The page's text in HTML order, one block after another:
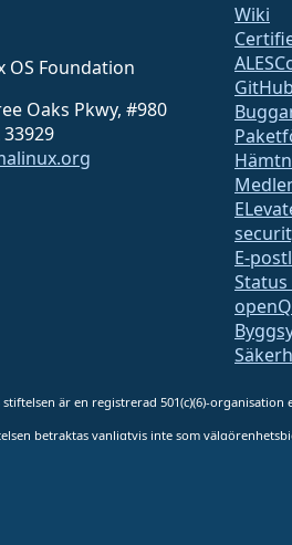
OS Foundation
Oaks Pkwy, #980
33929
Wiki
GitHub
E-
Status
stiftelsen är en registrerad 501(c)(6)-organisation
betraktas vanligtvis inte som